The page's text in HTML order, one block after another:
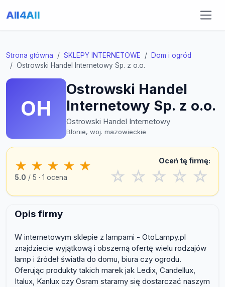
All4All
Strona główna SKLEPY INTERNETOWE
Dom i ogród
Ostrowski Handel Internetowy Sp. z o.o.
OH
Ostrowski Handel
Internetowy Sp. z o.o.
Ostrowski Handel Internetowy
Błonie, woj. mazowieckie
★ ★ ★ ★ ★
5.0 / 5 · 1 ocena
Oceń tę firmę:
☆ ☆ ☆ ☆ ☆
Opis firmy
W internetowym sklepie z lampami - OtoLampy.pl
znajdziecie wyjątkową i obszerną ofertę wielu rodzajów
lamp i źródeł światła do domu, biura czy ogrodu.
Oferując produkty takich marek jak Ledix, Candellux,
Italux, Kanlux czy Osram staramy się dostarczać naszym